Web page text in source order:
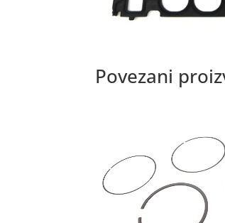
Povezani